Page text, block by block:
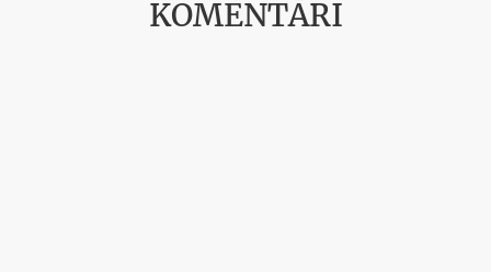
KOMENTĀRI